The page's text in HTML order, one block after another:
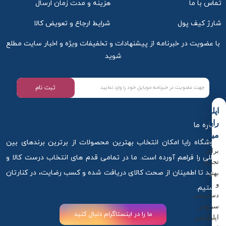
نیتروژنا چه محصولاتی را تولید میکند؟
برند Neutrogena امروزه طیف گسترده‌ای از محصولات
مراقبتی از پوست و مو، فراورده‌های زیبایی و آرایشی و
مانند آن را ارائه می‌دهد. رشد چشمگیر جایگاه و موقعیت
این کمپانی، نشان از کیفیت و مرغوبیت تولیدات نوتروژنا
دارد و در حالت کلی محصولت این برند را میتوان به دسته
های تقسیم کرد.
تماس با ما هزینه و مدت زمان ارسال
شارژ کیف پول شرایط ارجاع و تعویض کالا
با عضویت در خبرنامه از پیشنهادات و تخفیفات ویژه و اخبار سایت مطلع
شوید
ثبت نام
درباره ما
فروشگاه رایا امکان انتخاب بهترین محصولات از برترین برندهای بین
المللی را فراهم آورده است. ما در تمامی قدم های انتخاب درست کالا و
خرید تا اطمینان از صحت کالای دریافت شده و کسب رضایت، در کنارتان
هستیم.
ما را در اینستاگرام دنبال کنید
اپلیکیشن
رایا
میکاپ
برای
تجربه
بهتر
و
دسترسی
سریع‌تر،
اپلیکیشن